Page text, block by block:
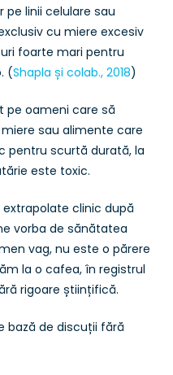
pe linii celulare sau
cu miere excesiv
foarte mari pentru
(Shapla și colab., 2018)
pe oameni care să
sau alimente care
pentru scurtă durată, la
este toxic.
clinic după
vorba de sănătatea
vag, nu este o părere
la o cafea, în registrul
rigoare științifică.
bază de discuții fără